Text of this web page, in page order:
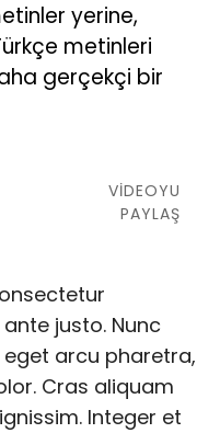
yerine,
metinleri
gerçekçi bir
VİDEOYU
PAYLAŞ
justo. Nunc
arcu pharetra,
Cras aliquam
Integer et